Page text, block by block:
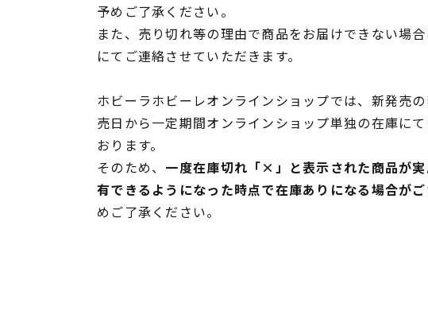
予めご了承ください。
また、売り切れ等の理由で商品をお届けできない場
にてご連絡させていただきます。
ホビーラホビーレオンラインショップでは、新発売
売日から一定期間オンラインショップ単独の在庫に
おります。
そのため、 一度在庫切れ「×」と表示された商品が
有できるようになった時点で在庫ありになる場合が
めご了承ください。